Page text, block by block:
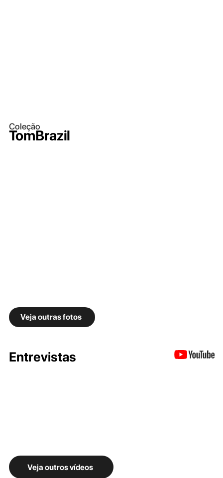
Coleção
TomBrazil
Veja outras fotos
Entrevistas
Veja outros vídeos